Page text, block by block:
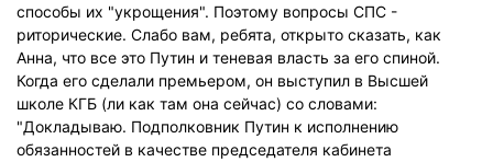
способы их "укрощения". Поэтому вопросы СПС -
риторические. Слабо вам, ребята, открыто сказать, как
Анна, что все это Путин и теневая власть за его спиной.
Когда его сделали премьером, он выступил в Высшей
школе КГБ (ли как там она сейчас) со словами:
"Докладываю. Подполковник Путин к исполнению
обязанностей в качестве председателя кабинета